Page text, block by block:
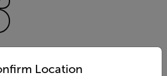
Location
and language from the